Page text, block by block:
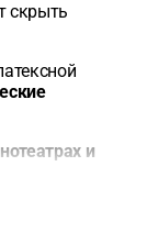
скрыть
и